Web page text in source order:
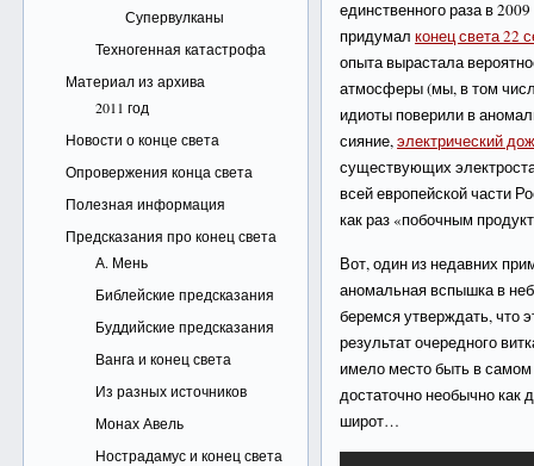
Супервулканы
Техногенная катастрофа
Материал из архива
2011 год
Новости о конце света
Опровержения конца света
Полезная информация
Предсказания про конец света
А. Мень
Библейские предсказания
Буддийские предсказания
Ванга и конец света
Из разных источников
Монах Авель
Нострадамус и конец света
единственного раза в
придумалконец света 22
опыта вырастала
атмосферы (мы, в том
идиоты поверили в
сияние,электрический
существующих
всей европейской части
как раз «побочным
Вот, один из недавних
аномальная вспышка в
беремся утверждать, что
результат очередного
имело место быть в самом
достаточно необычно как
широт…